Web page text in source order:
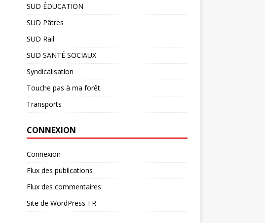
SUD ÉDUCATION
SUD Pâtres
SUD Rail
SUD SANTÉ SOCIAUX
Syndicalisation
Touche pas à ma forêt
Transports
CONNEXION
Connexion
Flux des publications
Flux des commentaires
Site de WordPress-FR